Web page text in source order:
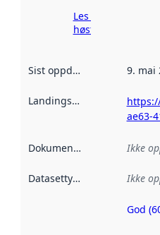
Les mer om
høsting her
Sist oppdatert 9. mai
Landingsside
ae63-
Dokumentasjon Ikke
Datasettype Ikke
God